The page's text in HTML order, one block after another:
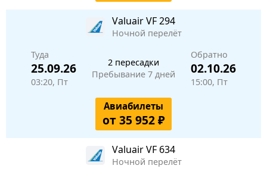
ValuairVF 294
Ночной перелёт
Туда
25.09.26
03:20, Пт
2 пересадки
Пребывание 7 дней
Обратно
02.10.26
15:00, Пт
Авиабилеты
от 35 952 ₽
ValuairVF 634
Ночной перелёт